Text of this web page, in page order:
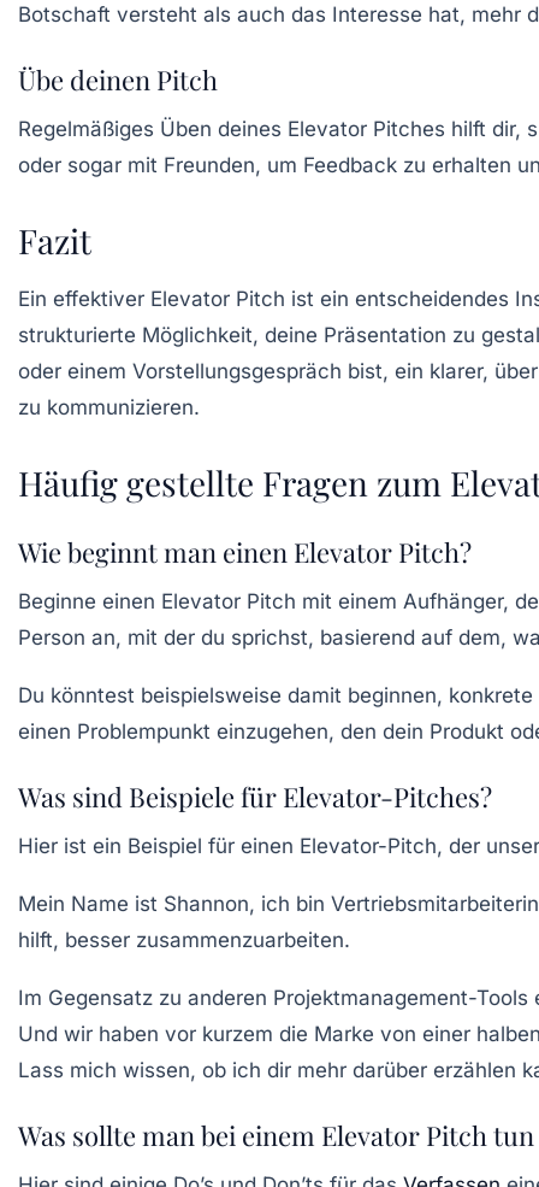
Botschaft versteht als auch das Interesse hat, mehr
Übe deinen Pitch
Regelmäßiges Üben deines Elevator Pitches hilft
oder sogar mit Freunden, um Feedback zu erhalten
Fazit
Ein effektiver Elevator Pitch ist ein entscheidendes
strukturierte Möglichkeit, deine Präsentation zu
oder einem Vorstellungsgespräch bist, ein klarer,
zu kommunizieren.
Häufig gestellte Fragen zum
Wie beginnt man einen Elevator Pitch?
Beginne einen Elevator Pitch mit einem Aufhänger,
Person an, mit der du sprichst, basierend auf dem,
Du könntest beispielsweise damit beginnen,
einen Problempunkt einzugehen, den dein Produkt
Was sind Beispiele für Elevator-Pitches?
Hier ist ein Beispiel für einen Elevator-Pitch, der
Mein Name ist Shannon, ich bin
hilft, besser zusammenzuarbeiten.
Im Gegensatz zu anderen Projektmanagement-
Und wir haben vor kurzem die Marke von einer
Lass mich wissen, ob ich dir mehr darüber erzählen
Was sollte man bei einem Elevator Pitch